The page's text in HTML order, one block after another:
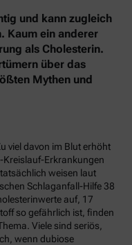
und kann zugleich
Kaum ein anderer
als Cholesterin.
über das
Mythen und
viel davon im Blut erhöht
Kreislauf-Erkrankungen
weisen laut
Schlaganfall-Hilfe 38
auf, 17
so gefährlich ist, finden
Viele sind seriös,
wenn dubiose